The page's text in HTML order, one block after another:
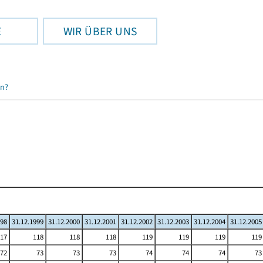
WIR ÜBER UNS
31.12.1999 31.12.2000 31.12.2001 31.12.2002 31.12.2003 31.12.2004 31.12.2005
118 118 118 119 119 119
119
72 73 73 73 74 74 74
73